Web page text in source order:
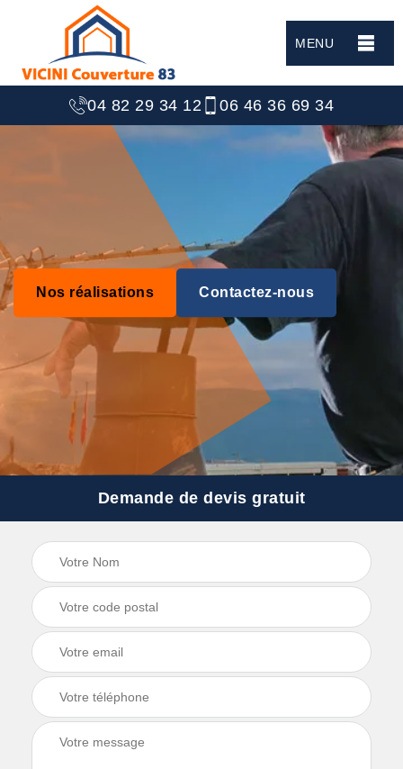
MENU
04 82 29 34 12 06 46 36 69 34
Nos réalisations Contactez-nous
Demande de devis gratuit